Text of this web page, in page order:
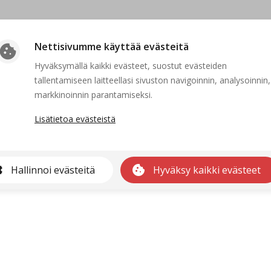
Suljettu
ei voida näyttää, koska sen hakuaika ei ole voimassa tai se on
Nettisivumme käyttää evästeitä
Hyväksymällä kaikki evästeet, suostut evästeiden
tallentamiseen laitteellasi sivuston navigoinnin, analysoinnin,
markkinoinnin parantamiseksi.
Lisätietoa evästeistä
Hallinnoi evästeitä cookie Hyväksy kaikki evästeet